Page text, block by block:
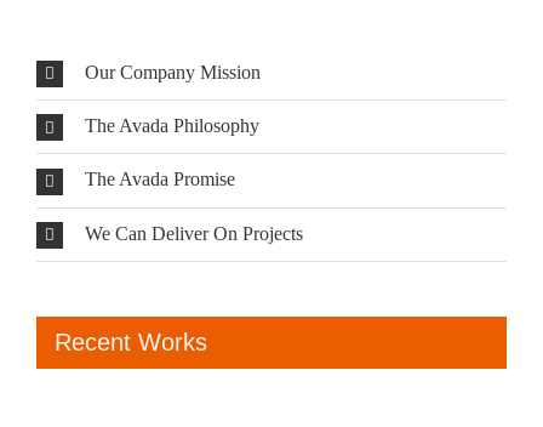
Our Company Mission
The Avada Philosophy
The Avada Promise
We Can Deliver On Projects
Recent Works